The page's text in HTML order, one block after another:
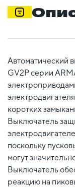
Автоматический
GV2P серии
коротких
Выключатель
поскольку
могут
Выключатель
реакцию на